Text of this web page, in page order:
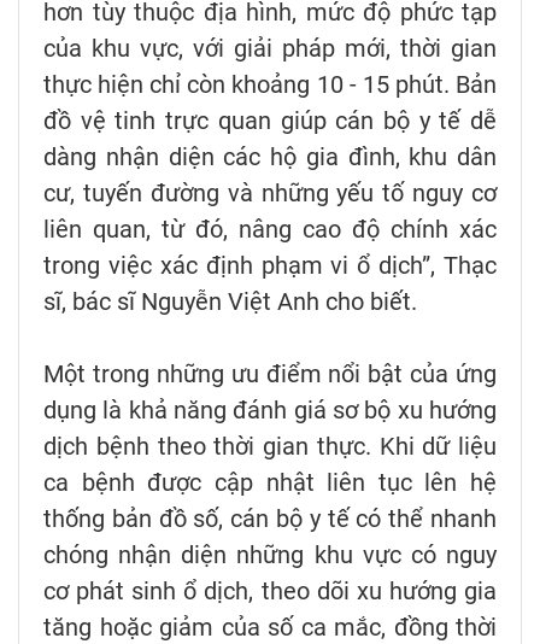
hơn tùy thuộc địa hình, mức độ phức tạp
của khu vực, với giải pháp mới, thời gian
thực hiện chỉ còn khoảng 10 - 15 phút. Bản
đồ vệ tinh trực quan giúp cán bộ y tế dễ
dàng nhận diện các hộ gia đình, khu dân
cư, tuyến đường và những yếu tố nguy cơ
liên quan, từ đó, nâng cao độ chính xác
trong việc xác định phạm vi ổ dịch”, Thạc
sĩ, bác sĩ Nguyễn Việt Anh cho biết.
Một trong những ưu điểm nổi bật của ứng
dụng là khả năng đánh giá sơ bộ xu hướng
dịch bệnh theo thời gian thực. Khi dữ liệu
ca bệnh được cập nhật liên tục lên hệ
thống bản đồ số, cán bộ y tế có thể nhanh
chóng nhận diện những khu vực có nguy
cơ phát sinh ổ dịch, theo dõi xu hướng gia
tăng hoặc giảm của số ca mắc, đồng thời